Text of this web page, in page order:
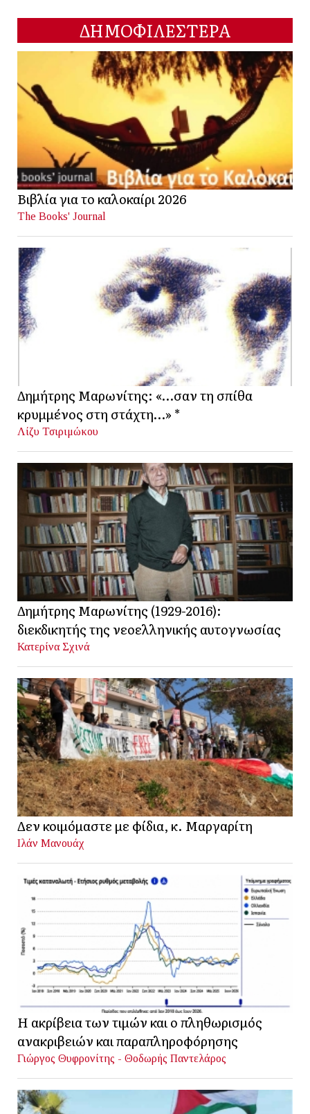
ΔΗΜΟΦΙΛΕΣΤΕΡΑ
Βιβλία για το καλοκαίρι 2026
The Books' Journal
Δημήτρης Μαρωνίτης: «…σαν τη σπίθα
κρυμμένος στη στάχτη…» *
Λίζυ Τσιριμώκου
Δημήτρης Μαρωνίτης (1929-2016):
διεκδικητής της νεοελληνικής αυτογνωσίας
Κατερίνα Σχινά
Δεν κοιμόμαστε με φίδια, κ. Μαργαρίτη
Ιλάν Μανουάχ
Η ακρίβεια των τιμών και ο πληθωρισμός
ανακριβειών και παραπληροφόρησης
Γιώργος Θυφρονίτης - Θοδωρής Παντελάρος